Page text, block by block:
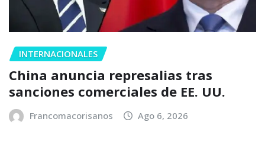
INTERNACIONALES
China anuncia represalias tras
sanciones comerciales de EE. UU.
Francomacorisanos Ago 6, 2026